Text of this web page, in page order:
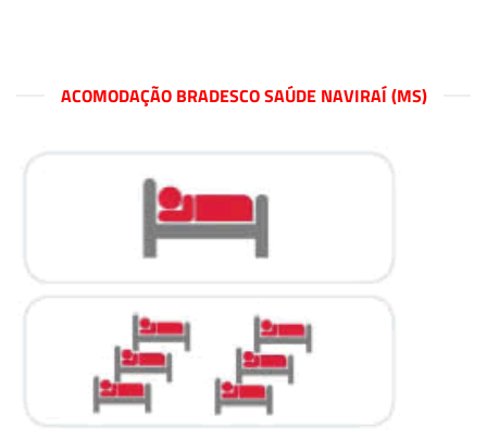
ACOMODAÇÃO BRADESCO SAÚDE NAVIRAÍ (MS)